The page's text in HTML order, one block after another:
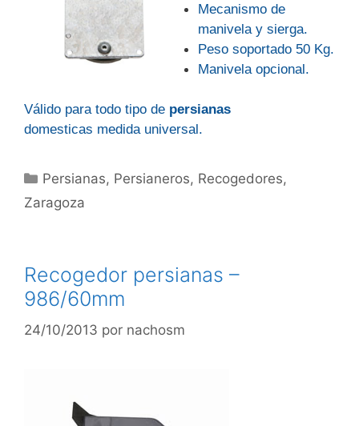
Mecanismo de
manivela y sierga.
Peso soportado 50 Kg.
Manivela opcional.
Válido para todo tipo de persianas
domesticas medida universal.
Categorías
Persianas, Persianeros, Recogedores,
Zaragoza
Recogedor persianas –
986/60mm
24/10/2013 por nachosm